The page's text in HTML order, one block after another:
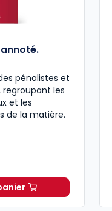
à 37,00 € TTC
pénalistes et
regroupant les
et les
de la matière.
pénal 2027 annoté.